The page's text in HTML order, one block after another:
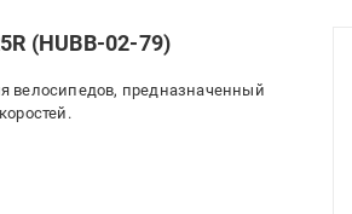
(HUBB-02-79)
велосипедов, предназначенный